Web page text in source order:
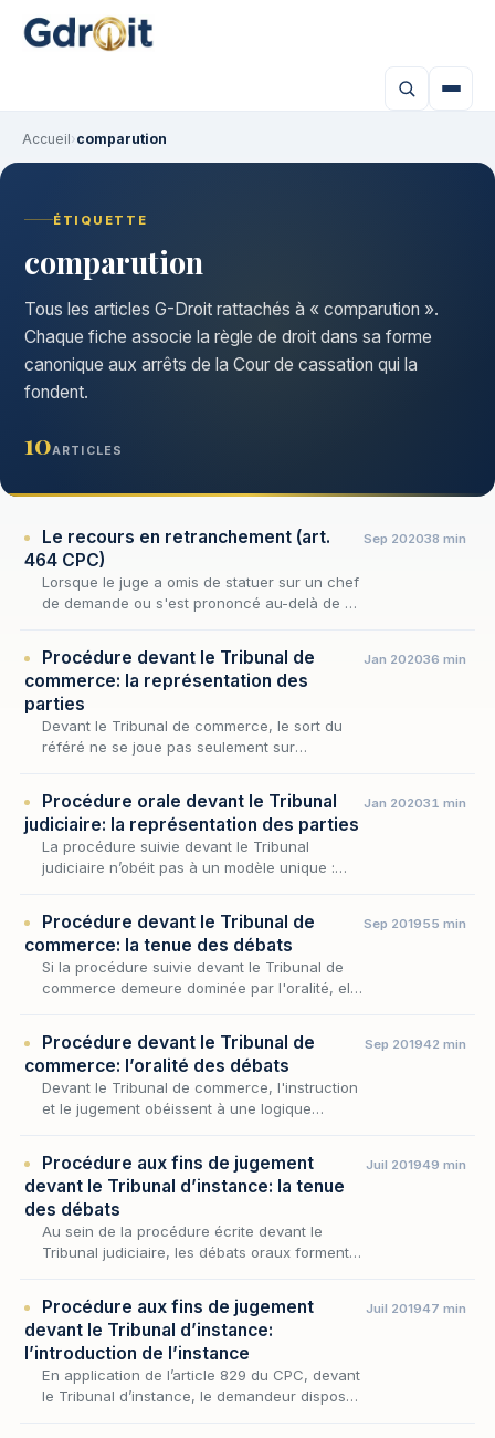
Accueil›comparution
ÉTIQUETTE
comparution
Tous les articles G-Droit rattachés à « comparution ».
Chaque fiche associe la règle de droit dans sa forme
canonique aux arrêts de la Cour de cassation qui la
fondent.
10ARTICLES
Le recours en retranchement (art.
464 CPC)
Lorsque le juge a omis de statuer sur un chef
de demande ou s'est prononcé au-delà de ce
par…
Sep 202038 min
Procédure devant le Tribunal de
commerce: la représentation des
parties
Devant le Tribunal de commerce, le sort du
référé ne se joue pas seulement sur
dont les parties pe…
Jan 202036 min
Procédure orale devant le Tribunal
judiciaire: la représentation des parties
La procédure suivie devant le Tribunal
judiciaire n’obéit pas à un modèle unique :
j…
Jan 202031 min
Procédure devant le Tribunal de
commerce: la tenue des débats
Si la procédure suivie devant le Tribunal de
commerce demeure dominée par l'oralité, elle
décisif o…
Sep 201955 min
Procédure devant le Tribunal de
commerce: l’oralité des débats
Devant le Tribunal de commerce, l'instruction
et le jugement obéissent à une logique
jug…
Sep 201942 min
Procédure aux fins de jugement
devant le Tribunal d’instance: la tenue
des débats
Au sein de la procédure écrite devant le
Tribunal judiciaire, les débats oraux forment
confrontation…
Juil 201949 min
Procédure aux fins de jugement
devant le Tribunal d’instance:
l’introduction de l’instance
En application de l’article 829 du CPC, devant
le Tribunal d’instance, le demandeur dispose
Juil 201947 min